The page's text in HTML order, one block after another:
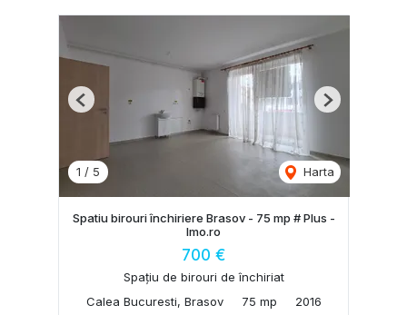
1 / 5 Harta
Previous Next
Spatiu birouri închiriere Brasov - 75 mp # Plus -
Imo.ro
700 €
Spațiu de birouri de închiriat
Calea Bucuresti, Brasov
75 mp 2016